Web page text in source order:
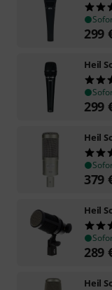
299
Heil
299
Heil
379
Heil
289
Heil